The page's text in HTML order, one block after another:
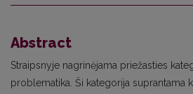
Abstract
Straipsnyje nagrinėjama priežasties
problematika. Ši kategorija suprantama